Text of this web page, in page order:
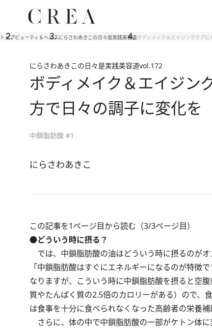
トップビューティ＆ヘルスにらさわあきこの日々是実践美容道ボディメイク＆エイジングケア
にらさわあきこの日々是実践美容道vol.172
ボディメイク＆エイジン
方で日々の調子に変化を
中鎖脂肪酸 #1
にらさわあきこ
この記事を1ページ目から読む（3/3ページ目）
●どういう時に摂る？
では、中鎖脂肪酸の油はどういう時に摂るのがオ
「中鎖脂肪酸はすぐにエネルギーになるのが特徴
なりますが、こういう時に中鎖脂肪酸を摂ると空
質やたんぱく質の2.5倍のカロリーがある）ので、
は食事を十分に食べられなくなった高齢者の栄養
さらに、体の中で中鎖脂肪酸の一部がケトン体